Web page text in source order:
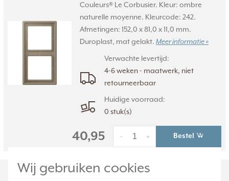
Wij gebruiken cookies
Couleurs® Le Corbusier. Kleur: ombre
naturelle moyenne. Kleurcode: 242.
Afmetingen: 152,0 x 81,0 x 11,0 mm.
Duroplast, mat gelakt. Meer informatie »
Verwachte levertijd:
4-6 weken - maatwerk, niet
retourneerbaar
Huidige voorraad:
0 stuk(s)
40,95 +
- Bestel
Productomschrijving